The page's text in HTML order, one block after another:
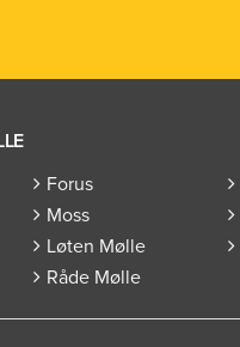
Forus
Moss
Løten Mølle
Råde Mølle